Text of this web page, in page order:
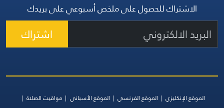
الاشتراك للحصول على ملخص أسبوعي على بريدك
اشتراك
الموقع الإنكليزي الموقع الفرنسي الموقع الأسباني
مواقيت الصلاة